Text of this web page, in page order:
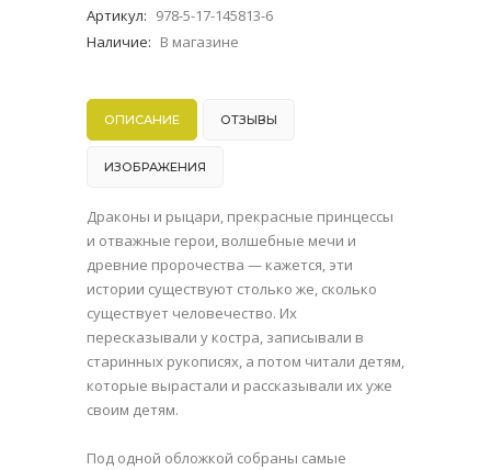
Артикул: 978-5-17-145813-6
Наличие: В магазине
ОПИСАНИЕ ОТЗЫВЫ
ИЗОБРАЖЕНИЯ
Драконы и рыцари, прекрасные принцессы
и отважные герои, волшебные мечи и
древние пророчества — кажется, эти
истории существуют столько же, сколько
существует человечество. Их
пересказывали у костра, записывали в
старинных рукописях, а потом читали детям,
которые вырастали и рассказывали их уже
своим детям.
Под одной обложкой собраны самые